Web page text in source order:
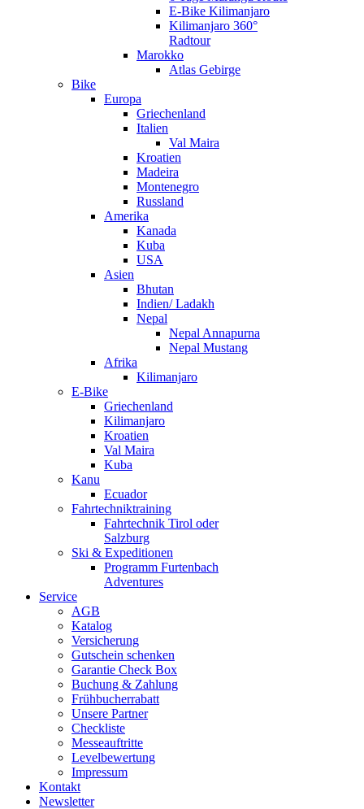
E-Bike Kilimanjaro
Kilimanjaro 360°
Radtour
Marokko
Atlas Gebirge
Bike
Europa
Griechenland
Italien
Val Maira
Kroatien
Madeira
Montenegro
Russland
Amerika
Kanada
Kuba
USA
Asien
Bhutan
Indien/ Ladakh
Nepal
Nepal Annapurna
Nepal Mustang
Afrika
Kilimanjaro
E-Bike
Griechenland
Kilimanjaro
Kroatien
Val Maira
Kuba
Kanu
Ecuador
Fahrtechniktraining
Fahrtechnik Tirol oder
Salzburg
Ski & Expeditionen
Programm Furtenbach
Adventures
Service
AGB
Katalog
Versicherung
Gutschein schenken
Garantie Check Box
Buchung & Zahlung
Frühbucherrabatt
Unsere Partner
Checkliste
Messeauftritte
Levelbewertung
Impressum
Kontakt
Newsletter